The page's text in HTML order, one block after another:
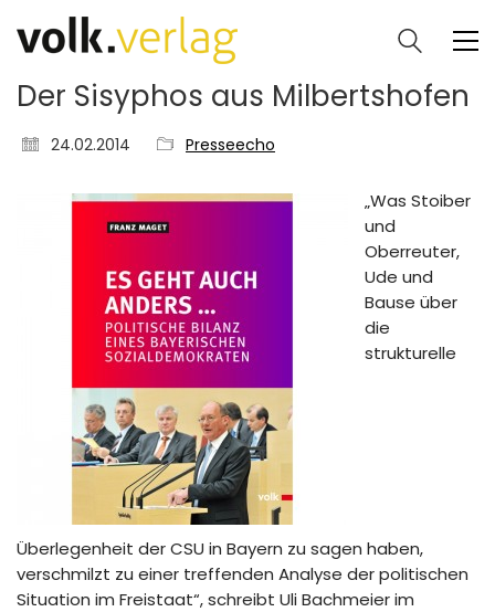
Der Sisyphos aus Milbertshofen
24.02.2014 Presseecho
„Was Stoiber
und
Oberreuter,
Ude und
Bause über
die
strukturelle
Überlegenheit der CSU in Bayern zu sagen haben,
verschmilzt zu einer treffenden Analyse der politischen
Situation im Freistaat“, schreibt Uli Bachmeier im